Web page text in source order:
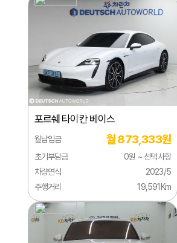
사브
선롱버스
스마트
스바루
스즈키
시보레
시트로엥
알파로메오
애스턴마틴
어큐라
포르쉐 타이칸 베이스
월납입금 월 873,333원
초기부담금
0원 ~ 선택사항
차량연식
2023/5
주행거리
19,591Km